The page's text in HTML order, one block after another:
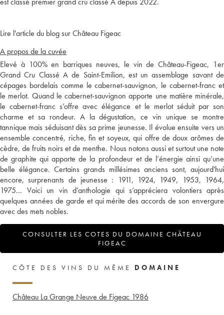
Lire l'article du blog sur Château Figeac
A propos de la cuvée
Elevé à 100% en barriques neuves, le vin de Château-Figeac, 1er
Grand Cru Classé A de Saint-Emilion, est un assemblage savant de
cépages bordelais comme le cabernet-sauvignon, le cabernet-franc et
le merlot. Quand le cabernet-sauvignon apporte une matière minérale,
le cabernet-franc s’offre avec élégance et le merlot séduit par son
charme et sa rondeur. A la dégustation, ce vin unique se montre
tannique mais séduisant dès sa prime jeunesse. Il évolue ensuite vers un
ensemble concentré, riche, fin et soyeux, qui offre de doux arômes de
cèdre, de fruits noirs et de menthe. Nous notons aussi et surtout une note
de graphite qui apporte de la profondeur et de l’énergie ainsi qu’une
belle élégance. Certains grands millésimes anciens sont, aujourd'hui
encore, surprenants de jeunesse : 1911, 1924, 1949, 1953, 1964,
1975... Voici un vin d’anthologie qui s’appréciera volontiers après
quelques années de garde et qui mérite des accords de son envergure
avec des mets nobles.
CONSULTER LES COTES DU DOMAINE CHÂTEAU
FIGEAC
CÔTE DES VINS DU MÊME DOMAINE
Château La Grange Neuve de Figeac 1986